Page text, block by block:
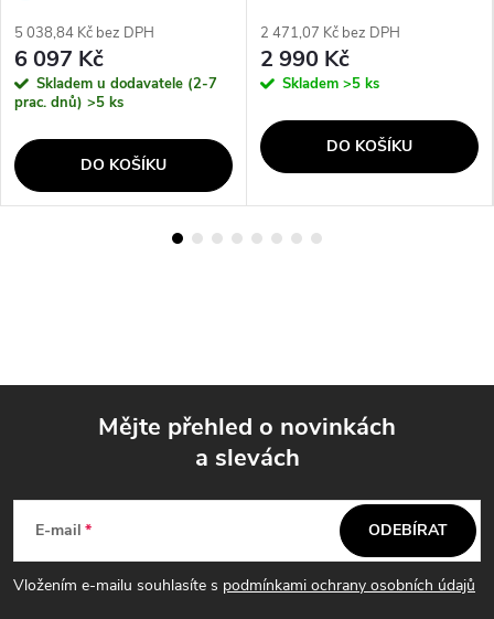
5 038,84 Kč bez DPH
6 097 Kč
Skladem u dodavatele (2-7
prac. dnů) >5 ks
DO KOŠÍKU
2 471,07 Kč bez DPH
2 990 Kč
Skladem >5 ks
DO KOŠÍKU
p
Mějte přehled o novinkách
a slevách
E-mail
Vložením e-mailu souhlasíte s podmínkami ochrany osobních údajů
ODEBÍRAT